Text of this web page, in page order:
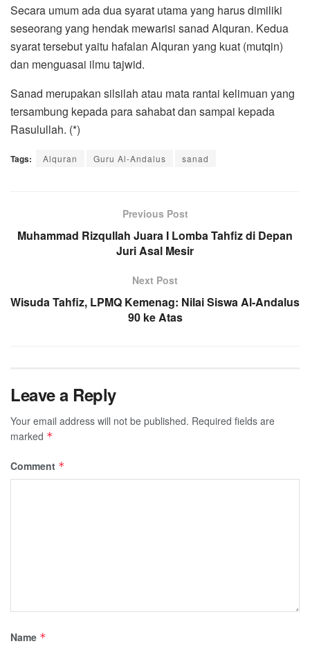
Secara umum ada dua syarat utama yang harus dimiliki
seseorang yang hendak mewarisi sanad Alquran. Kedua
syarat tersebut yaitu hafalan Alquran yang kuat (mutqin)
dan menguasai ilmu tajwid.
Sanad merupakan silsilah atau mata rantai kelimuan yang
tersambung kepada para sahabat dan sampai kepada
Rasulullah. (*)
Tags: Alquran Guru Al-Andalus sanad
Previous Post
Muhammad Rizqullah Juara I Lomba Tahfiz di Depan
Juri Asal Mesir
Next Post
Wisuda Tahfiz, LPMQ Kemenag: Nilai Siswa Al-Andalus
90 ke Atas
Leave a Reply
Your email address will not be published. Required fields are
marked *
Comment *
Name *